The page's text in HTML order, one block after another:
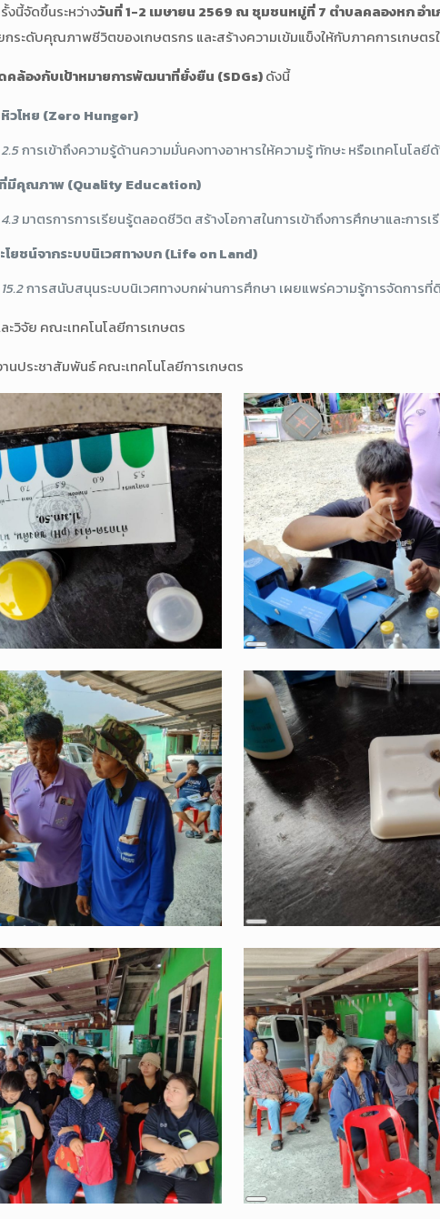
งนี้จัดขึ้นระหว่างวันที่ 1-2 เมษายน 2569 ณ ชุมชนหมู่ที่ 7 ตำบลคลองหก อำ
ระดับคุณภาพชีวิตของเกษตรกร และสร้างความเข้มแข็งให้กับภาคการเกษต
คล้องกับเป้าหมายการพัฒนาที่ยั่งยืน (SDGs)ดังนี้
วโหย (Zero Hunger)
การเข้าถึงความรู้ด้านความมั่นคงทางอาหารให้ความรู้ ทักษะ หรือเทคโนโ
ที่มีคุณภาพ (Quality Education)
มาตรการการเรียนรู้ตลอดชีวิต สร้างโอกาสในการเข้าถึงการศึกษาและการ
ะโยชน์จากระบบนิเวศทางบก (Life on Land)
การสนับสนุนระบบนิเวศทางบกผ่านการศึกษา เผยแพร่ความรู้การจัดการ
ะวิจัย คณะเทคโนโลยีการเกษตร
นประชาสัมพันธ์ คณะเทคโนโลยีการเกษตร
Long
Description
Long
Description
Long